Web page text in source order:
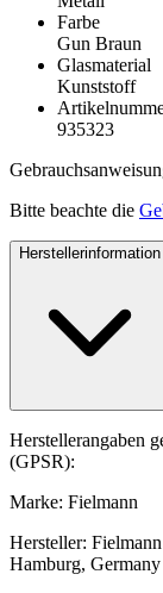
Farbe
Gun Braun
Glasmaterial
Kunststoff
935323
Bitte beachte die
Herstellerinformation
Herstellerangaben
(GPSR):
Marke: Fielmann
Hersteller:
Hamburg, Germany